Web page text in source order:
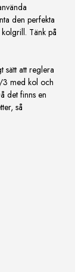
den perfekta
Tänk på
sätt att reglera
3 med kol och
det finns en
så